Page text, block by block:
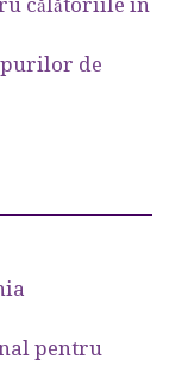
de
pentru